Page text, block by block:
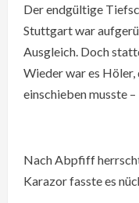
Der endgültige
Stuttgart war
Ausgleich. Doch
Wieder war es Höler,
einschieben musste
Nach Abpfiff
Karazor fasste es